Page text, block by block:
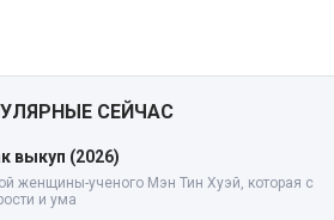
СЕЙЧАС
выкуп (2026)
женщины-ученого Мэн Тин Хуэй, которая с
и ума